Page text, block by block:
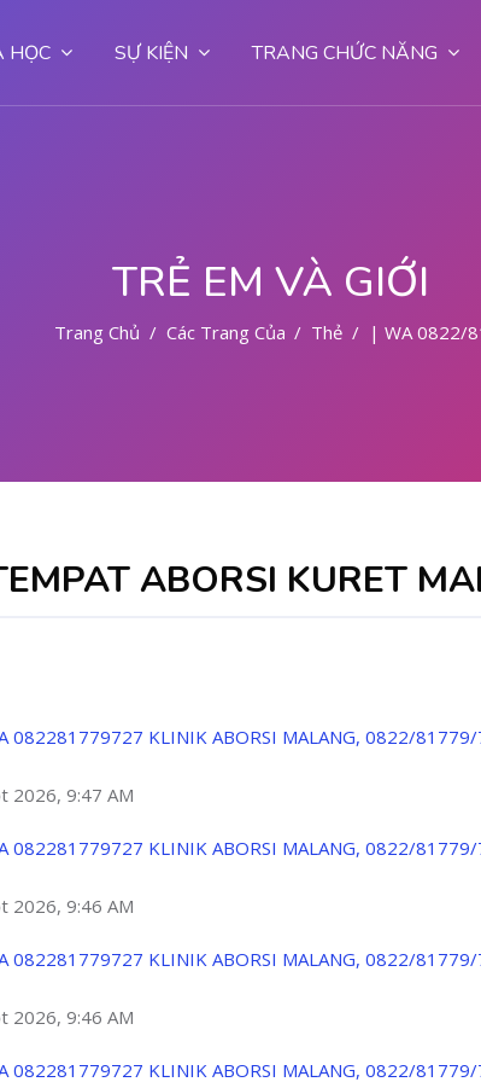
HỌC SỰ KIỆN TRANG CHỨC NĂNG
TRẺ EM VÀ GIỚI
Trang Chủ Các Trang Của Hệ Thống
Thẻ | WA 0822/
ABORSI KURET
082281779727 KLINIK ABORSI MALANG, 0822/
2026, 9:47 AM
082281779727 KLINIK ABORSI MALANG, 0822/
2026, 9:46 AM
082281779727 KLINIK ABORSI MALANG, 0822/
2026, 9:46 AM
082281779727 KLINIK ABORSI MALANG, 0822/